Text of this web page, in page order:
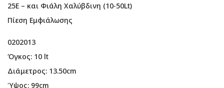
25Ε – και Φιάλη Χαλύβδινη (10-50Lt)
Πίεση Εμφιάλωσης
0202013
Όγκος: 10 lt
Διάμετρος: 13.50cm
Ύψος: 99cm